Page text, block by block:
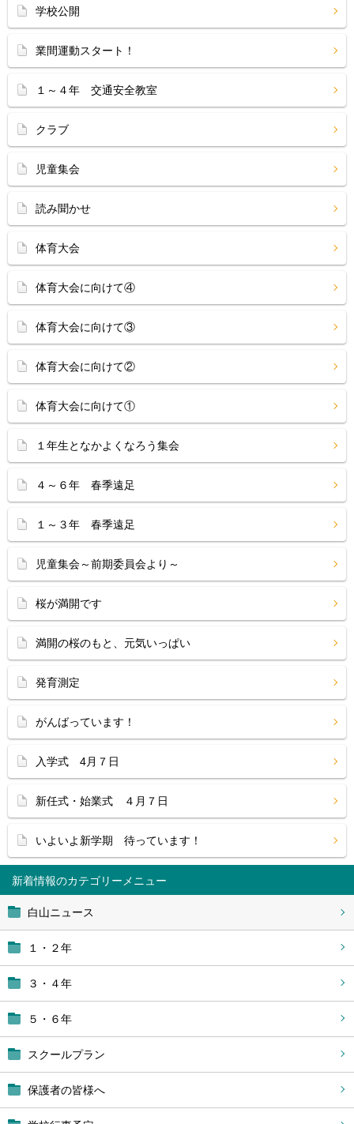
新着情報
白山ニュース
１・２年
３・４年
５・６年
スクールプラン
保護者の皆様へ
学校公開
業間運動スタート！
１～４年 交通安全教室
クラブ
児童集会
読み聞かせ
体育大会
体育大会に向けて④
体育大会に向けて③
体育大会に向けて②
体育大会に向けて①
１年生となかよくなろう集会
４～６年 春季遠足
１～３年 春季遠足
児童集会～前期委員会より～
桜が満開です
満開の桜のもと、元気いっぱい
発育測定
がんばっています！
入学式 4月７日
新任式・始業式 ４月７日
いよいよ新学期 待っています！